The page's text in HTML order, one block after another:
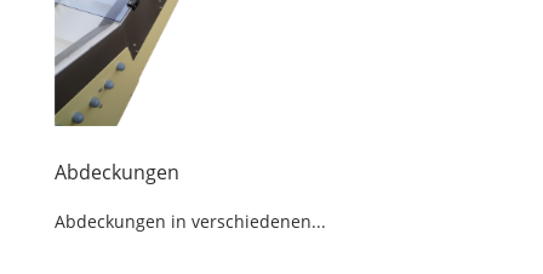
Abdeckungen
Abdeckungen in verschiedenen...